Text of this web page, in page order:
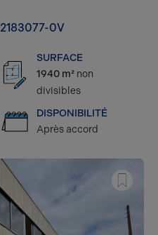
2183077-0V
SURFACE
1940 m² non
divisibles
DISPONIBILITÉ
Après accord